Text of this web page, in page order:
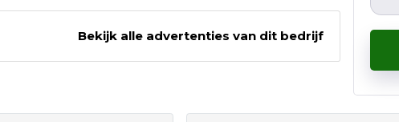
0591 - 669090
Bekijk alle advertenties van dit bedrijf